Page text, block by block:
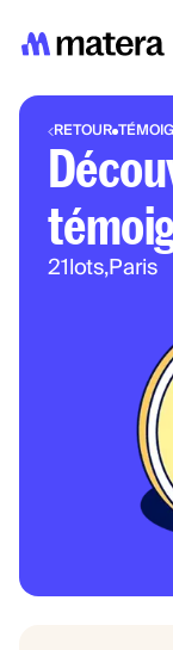
RETOUR
21lots,Paris